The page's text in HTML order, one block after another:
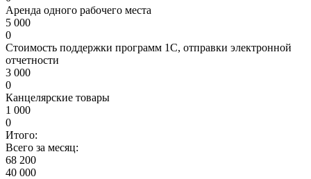
Аренда одного рабочего места
5 000
0
Стоимость поддержки программ 1С, отправки электронной
отчетности
3 000
0
Канцелярские товары
1 000
0
Итого:
Всего за месяц:
68 200
40 000